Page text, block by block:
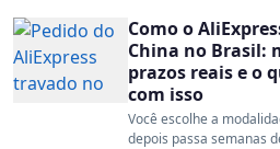
Como o
China no Brasil:
prazos reais e o
com isso
Você escolhe a
depois passa semanas